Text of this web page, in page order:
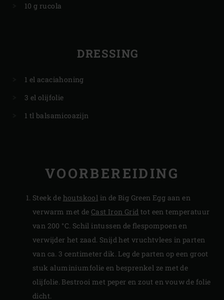
10 g rucola
DRESSING
1 el acaciahoning
3 el olijfolie
1 tl balsamicoazijn
VOORBEREIDING
Steek de houtskool in de Big Green Egg aan en
verwarm met deCast Iron Grid tot een temperatuur
van 200 °C. Schil intussen de flespompoen en
verwijder het zaad. Snijd het vruchtvlees in parten
van ca. 3 centimeter dik. Leg de parten op een groot
stuk aluminiumfolie en besprenkel ze met de
olijfolie. Bestrooi met peper en zout en vouw de folie
dicht.